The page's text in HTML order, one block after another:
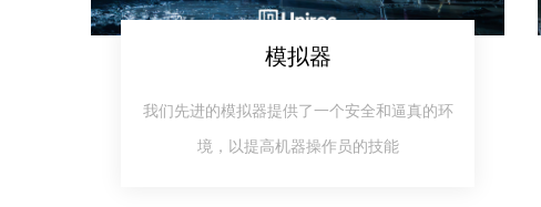
模拟器​​​​​​​
我们先进的模拟器提供了一个安全和逼真的环
境，以提高机器操作员的技能​​​​​​​